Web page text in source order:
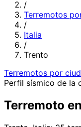
/
Terremotos
/
Italia
/
Trento
Terremotos por
Perfil sísmico de la
Terremoto